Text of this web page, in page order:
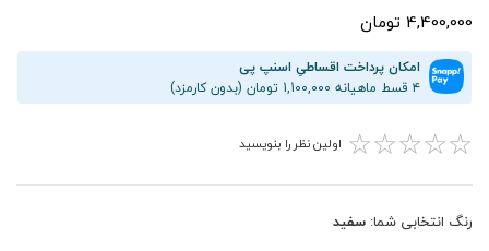
4,400,000 تومان
امکان پرداخت اقساطیِ اسنپ پی
۴ قسط ماهیانه 1,100,000 تومان (بدون کارمزد)
☆
☆
☆
☆
☆ اولین نظر را بنویسید
رنگ انتخابی شما: سفید